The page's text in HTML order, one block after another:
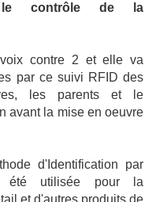
le contrôle de la
contre 2 et elle va
par ce suivi RFID des
les parents et le
avant la mise en oeuvre
d'Identification par
été utilisée pour la